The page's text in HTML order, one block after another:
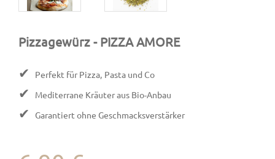
Pizzagewürz - PIZZA AMORE
✔ Perfekt für Pizza, Pasta und Co
✔ Mediterrane Kräuter aus Bio-Anbau
✔ Garantiert ohne Geschmacksverstärker